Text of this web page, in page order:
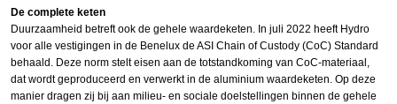
De complete keten
Duurzaamheid betreft ook de gehele waardeketen. In juli 2022 heeft Hydro
voor alle vestigingen in de Benelux de ASI Chain of Custody (CoC) Standard
behaald. Deze norm stelt eisen aan de totstandkoming van CoC-materiaal,
dat wordt geproduceerd en verwerkt in de aluminium waardeketen. Op deze
manier dragen zij bij aan milieu- en sociale doelstellingen binnen de gehele